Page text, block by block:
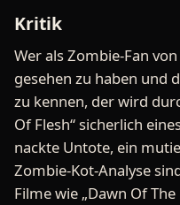
Kritik
Wer als Zombie-Fan
gesehen zu haben und
zu kennen, der wird
Of Flesh“ sicherlich
nackte Untote, ein
Zombie-Kot-Analyse
Filme wie „Dawn Of The